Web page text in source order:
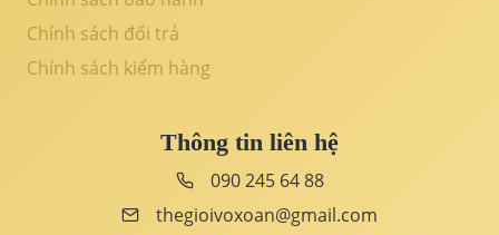
Chính sách đổi trả
Chính sách kiểm hàng
Thông tin liên hệ
090 245 64 88
thegioivoxoan@gmail.com